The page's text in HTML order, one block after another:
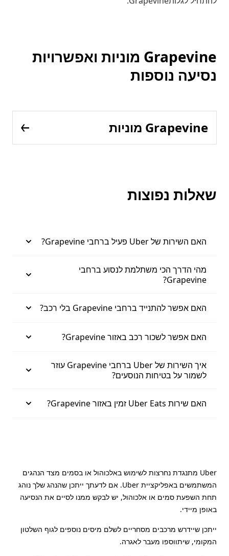
Grapevine מוניות ואפשרויות
נסיעה נוספות
Grapevine מוניות
שאלות נפוצות
האם השירות של Uber פעיל ברחבי Grapevine?
מהי הדרך הכי משתלמת לנסוע ברחבי
Grapevine?
האם אפשר להתנייד ברחבי Grapevine בלי רכב?
האם אפשר לשכור רכב באזור Grapevine?
איך השירות של Uber ברחבי Grapevine עוזר
לשמור על בטיחות הנוסעים?
האם שירות Uber Eats זמין באזור Grapevine?
Uber מתנגדת נחרצות לשימוש באלכוהול או בסמים מצד הנהגים
המשתמשים באפליקציית Uber. אם לדעתך ייתכן שהנהג שלך נוהג
תחת השפעת סמים או אלכוהול, יש לבקש ממנו לסיים את הנסיעה
באופן מיידי.
ייתכן שיידרש מרכבים מסחריים לשלם מיסים נוספים לגוף השלטון
המקומי, שיתווספו מעבר לאגרה.